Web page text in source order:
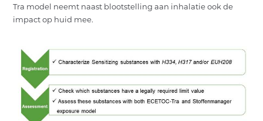
Tra model neemt naast blootstelling aan inhalatie ook de
impact op huid mee.